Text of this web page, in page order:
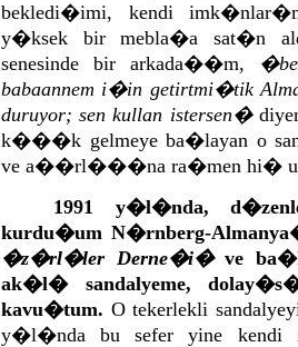
bekledi�imi, kendi
y�ksek bir mebla�a sat�n
senesinde bir arkada��m,
babaannem i�in getirtmi�tik
duruyor; sen kullan istersen�
k���k gelmeye ba�layan o
ve a��rl���na ra�men hi�
1991 y�l�nda,
kurdu�um N�rnberg-
�z�rl�ler Derne�i�ve
ak�l� sandalyeme,
kavu�tum. O tekerlekli
y�l�nda bu sefer yine kendi